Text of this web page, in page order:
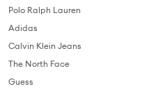
Polo Ralph Lauren
Adidas
Calvin Klein Jeans
The North Face
Guess